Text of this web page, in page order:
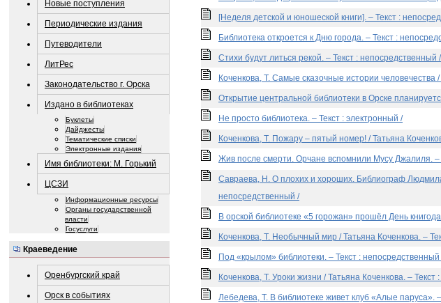
Новые поступления
Периодические издания
Путеводители
ЛитРес
Законодательство г. Орска
Издано в библиотеках
Буклеты
Дайджесты
Тематические списки
Электронные издания
Имя библиотеки: М. Горький
ЦСЗИ
Информационные ресурсы
Органы государственной
власти
Госуслуги
Краеведение
Оренбургский край
Орск в событиях
[Неделя детской и юношеской книги]. – Текст :
Библиотека откроется к Дню города. – Текст :
Стихи будут литься рекой. – Текст : непосредственный /
Коченкова, Т. Самые сказочные истории человечества
Открытие центральной библиотеки в Орске
Не просто библиотека. – Текст : электронный /
Коченкова, Т. Пожару – пятый номер! / Татьяна
Жив после смерти. Орчане вспомнили Мусу Джалиля. –
Савраева, Н. О плохих и хороших. Библиограф
непосредственный /
В орской библиотеке «5 горожан» прошёл День
Коченкова, Т. Необычный мир / Татьяна Коченкова. –
Под «крылом» библиотеки. – Текст : непосредственный
Коченкова, Т. Уроки жизни / Татьяна Коченкова. –
Лебедева, Т. В библиотеке живет клуб «Алые паруса».